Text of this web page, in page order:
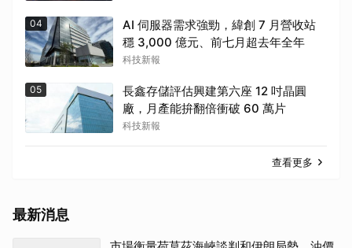
04
AI 伺服器需求強勁，緯創 7 月營收站
穩 3,000 億元、前七月超去年全年
科技新報
05
長鑫存儲評估興建第六座 12 吋晶圓
廠，月產能拚翻倍衝破 60 萬片
科技新報
查看更多
最新消息